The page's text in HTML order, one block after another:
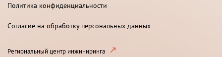
Политика конфиденциальности
Согласие на обработку персональных данных
Региональный центр инжиниринга